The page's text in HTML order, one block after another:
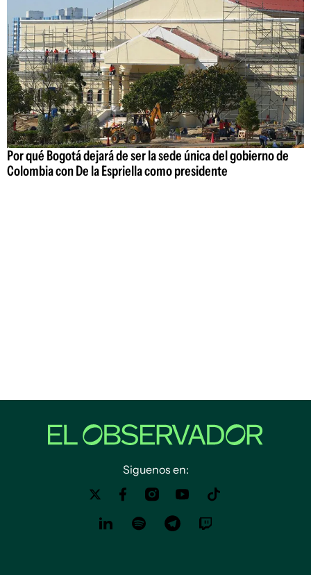
Por qué Bogotá dejará de ser la sede única del gobierno de
Colombia con De la Espriella como presidente
Siguenos en: